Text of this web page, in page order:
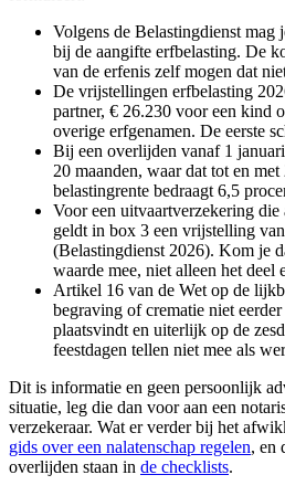
Volgens de Belastingdienst mag
bij de aangifte erfbelasting. De
van de erfenis zelf mogen dat
De vrijstellingen erfbelasting
partner, € 26.230 voor een kind
overige erfgenamen. De eerste
Bij een overlijden vanaf 1
20 maanden, waar dat tot en
belastingrente bedraagt 6,5
Voor een uitvaartverzekering
geldt in box 3 een vrijstelling
(Belastingdienst 2026). Kom je
waarde mee, niet alleen het deel
Artikel 16 van de Wet op de
begraving of crematie niet
plaatsvindt en uiterlijk op de
feestdagen tellen niet mee als
Dit is informatie en geen persoonlijk
situatie, leg die dan voor aan een
verzekeraar. Wat er verder bij het
gids over een nalatenschap regelen, en
overlijden staan in de checklists.